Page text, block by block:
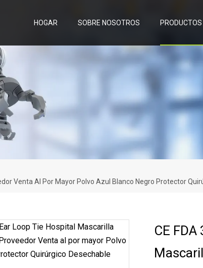
HOGAR SOBRE NOSOTROS PRODUCTOS
Venta Al Por Mayor Polvo Azul Blanco Negro Protector
CE